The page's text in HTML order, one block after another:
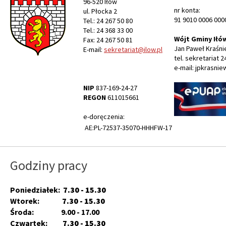
ul. Płocka 2
Tel.: 24 267 50 80
Tel.: 24 368 33 00
Fax: 24 267 50 81
E-mail: sekretariat@ilow.pl
NIP 837-169-24-27
REGON611015661
e-doręczenia:
AE:PL-72537-35070-HHHFW-17
nr konta:
91 9010 0006
Wójt Gminy
Jan Paweł
tel. sekretariat
e-mail:
Godziny pracy
Poniedziałek: 7.30 - 15.30
Wtorek: 7.30 - 15.30
Środa: 9.00 - 17.00
Czwartek: 7.30 - 15.30